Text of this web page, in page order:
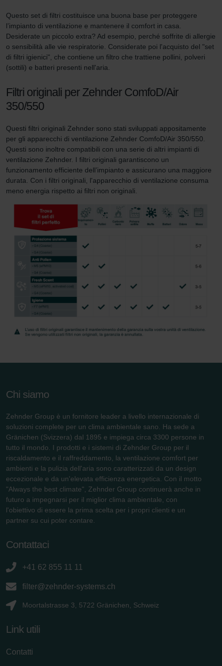
Questo set di filtri costituisce una buona base per proteggere
l’impianto di ventilazione e mantenere il comfort in casa.
Desiderate un piccolo extra? Ad esempio, perché soffrite di allergie
o sensibilità alle vie respiratorie. Considerate poi l'acquisto del "set
di filtri igienici", che contiene un filtro che trattiene pollini, polveri
(sottili) e batteri presenti nell'aria.
Filtri originali per Zehnder ComfoD/Air
350/550
Questi filtri originali Zehnder sono stati sviluppati appositamente
per gli apparecchi di ventilazione Zehnder ComfoD/Air 350/550.
Questi sono inoltre compatibili con una serie di altri impianti di
ventilazione Zehnder. I filtri originali garantiscono un
funzionamento efficiente dell’impianto e assicurano una maggiore
durata. Con i filtri originali, l'apparecchio di ventilazione consuma
meno energia rispetto ai filtri non originali.
Chi siamo
Zehnder Group è un fornitore leader a livello internazionale di
soluzioni complete per un clima ambientale sano. Ha sede a
Gränichen (Svizzera) dal 1895 e impiega circa 3300 persone in
tutto il mondo. I prodotti e i sistemi di Zehnder Group per il
riscaldamento e il raffreddamento, la ventilazione comfort per
ambienti e la pulizia dell'aria sono caratterizzati da un design
eccezionale e da un'elevata efficienza energetica. Con il motto
"Always the best climate", Zehnder Group continuerà anche in
futuro a impegnarsi per il miglior clima ambientale, con
l'obiettivo di essere la prima scelta per i propri clienti e un
partner su cui poter contare.
Contattaci
+41 62 855 11 11
filter@zehnder-systems.ch
Moortalstrasse 3, 5722 Gränichen, Schweiz
Link utili
Contatti